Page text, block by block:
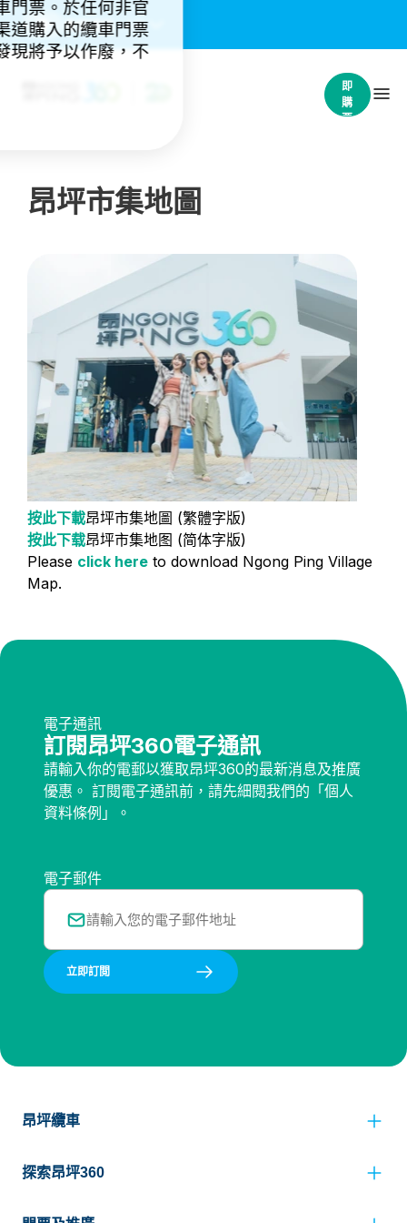
重要通知：(4)
立
即
購
票
門票。於任何非官
道購入的纜車門票
現將予以作廢，不
昂坪市集地圖
按此下載昂坪市集地圖 (繁體字版)
按此下载昂坪市集地图 (简体字版)
Please click here to download Ngong Ping Village
Map.
電子通訊
訂閱昂坪360電子通訊
請輸入你的電郵以獲取昂坪360的最新消息及推廣
優惠。 訂閱電子通訊前，請先細閱我們的「個人
資料條例」。
電子郵件
立即訂閲
昂坪纜車
探索昂坪360